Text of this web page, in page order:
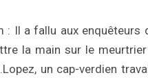
: Il a fallu aux
la main sur le meurtrier
un cap-verdien